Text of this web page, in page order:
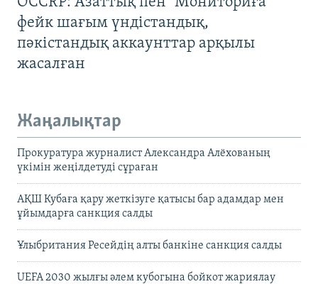
фейк шағым үндістандық,
пәкістандық аккаунттар арқылы
жасалған
Жаңалықтар
Прокуратура журналист Александра Алёхованың
үкімін жеңілдетуді сұраған
АҚШ Кубаға қару жеткізуге қатысы бар адамдар мен
ұйымдарға санкция салды
Ұлыбритания Ресейдің алты банкіне санкция салды
UEFA 2030 жылғы әлем кубогына бойкот жариялау